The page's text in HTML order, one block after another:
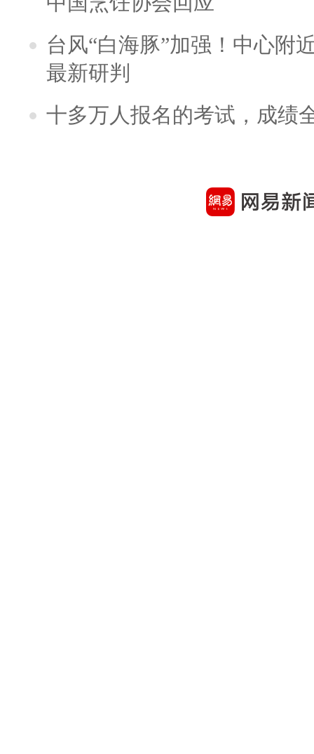
台风“白海豚”加强！中心附
最新研判
十多万人报名的考试，成绩